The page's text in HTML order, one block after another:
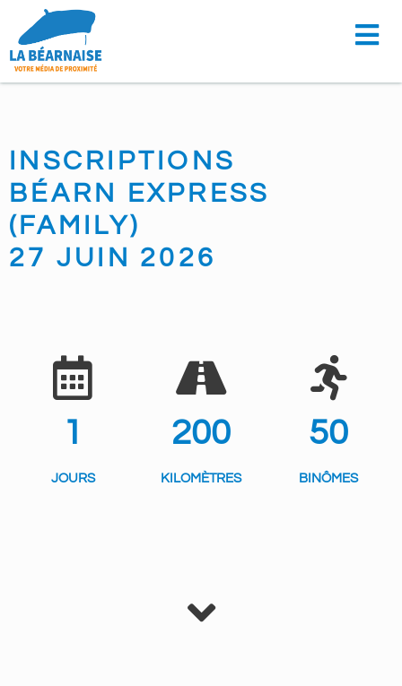
contenu
INSCRIPTIONS
BÉARN EXPRESS
(FAMILY)
27 JUIN 2026
1
JOURS
200
KILOMÈTRES
50
BINÔMES